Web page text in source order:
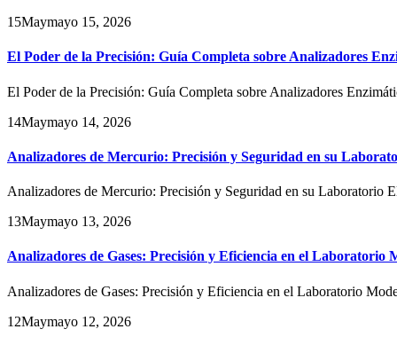
15Maymayo 15, 2026
El Poder de la Precisión: Guía Completa sobre Analizadores
El Poder de la Precisión: Guía Completa sobre Analizadores
14Maymayo 14, 2026
Analizadores de Mercurio: Precisión y Seguridad en su
Analizadores de Mercurio: Precisión y Seguridad en su Laboratorio
13Maymayo 13, 2026
Analizadores de Gases: Precisión y Eficiencia en el Laboratorio
Analizadores de Gases: Precisión y Eficiencia en el Laboratorio
12Maymayo 12, 2026